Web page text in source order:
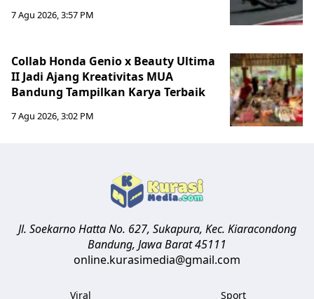
7 Agu 2026, 3:57 PM
Collab Honda Genio x Beauty Ultima
II Jadi Ajang Kreativitas MUA
Bandung Tampilkan Karya Terbaik
7 Agu 2026, 3:02 PM
Jl. Soekarno Hatta No. 627, Sukapura, Kec. Kiaracondong
Bandung, Jawa Barat45111
online.kurasimedia@gmail.com
Viral Sport